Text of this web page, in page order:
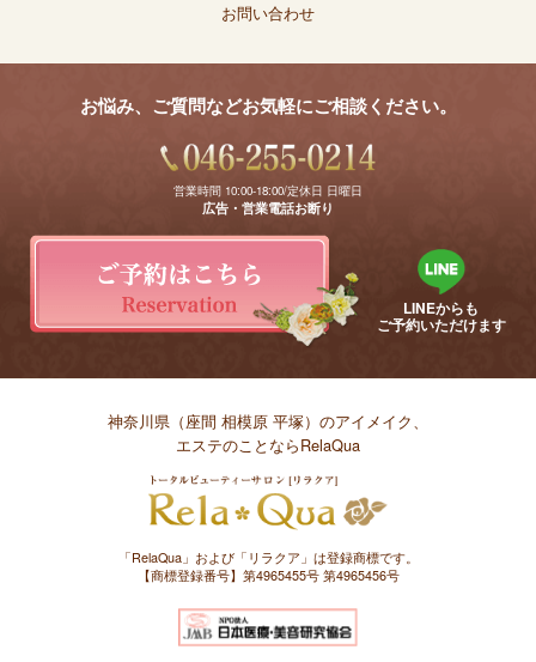
お問い合わせ
お悩み、ご質問などお気軽にご相談ください。
営業時間 10:00-18:00/定休日 日曜日
広告・営業電話お断り
LINEからも
ご予約いただけます
神奈川県（座間 相模原 平塚）のアイメイク、
エステのことならRelaQua
「RelaQua」および「リラクア」は登録商標です。
【商標登録番号】第4965455号 第4965456号